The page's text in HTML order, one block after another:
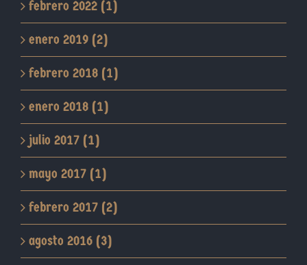
febrero 2022 (1)
enero 2019 (2)
febrero 2018 (1)
enero 2018 (1)
julio 2017 (1)
mayo 2017 (1)
febrero 2017 (2)
agosto 2016 (3)